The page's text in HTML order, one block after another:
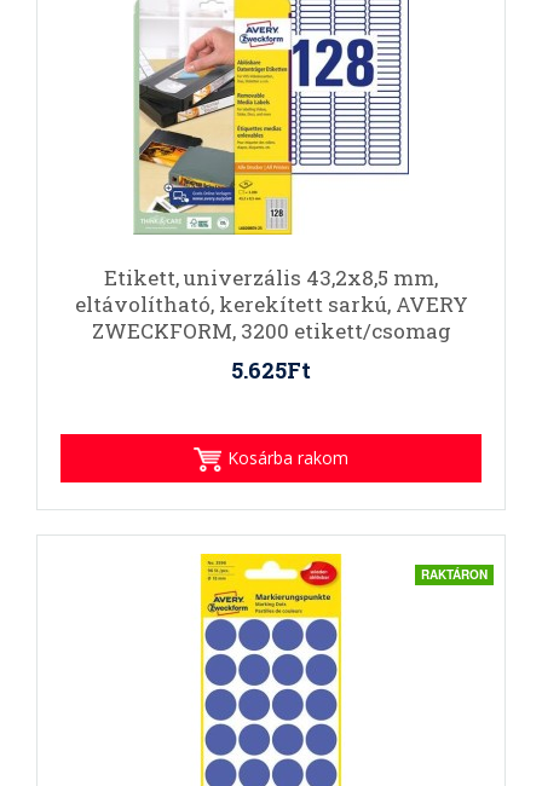
Etikett, univerzális 43,2x8,5 mm,
eltávolítható, kerekített sarkú, AVERY
ZWECKFORM, 3200 etikett/csomag
5.625Ft
Kosárba rakom
RAKTÁRON